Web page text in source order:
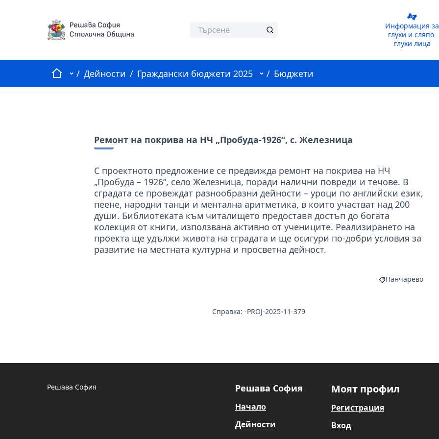
Информация за
глухи и сляпо-
глухи лица
НачалоГлавно меню
/ Дейности / Граждански бюджети 2025 Потребителско меню
/ Бюджети
Ремонт на покрива на НЧ „Пробуда-1926“, с. Железница
С проектното предложение се предвижда ремонт на покрива на НЧ
„Пробуда – 1926“, село Железница, поради налични повреди и течове. В
сградата се провеждат разнообразни дейности – уроци по английски език,
пеене, народни танци и ментална аритметика, в които участват над 200
души. Библиотеката към читалището предоставя достъп до богата
колекция от книги, използвана активно от учениците. Реализирането на
проекта ще удължи живота на сградата и ще осигури по-добри условия за
развитие на местната културна и просветна дейност.
Филтриране на
Панчарево
Справка: -PROJ-2025-11-379
Решава София Решава София
Начало
Дейности
Моят профил
Регистрация
Вход